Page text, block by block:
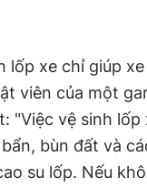
lốp xe chỉ giúp xe
viên của một
"Việc vệ sinh lốp
bùn đất và
su lốp. Nếu